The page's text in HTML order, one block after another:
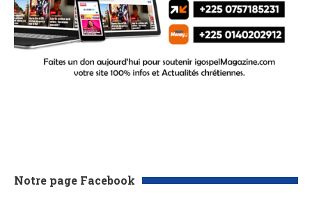
Notre page Facebook